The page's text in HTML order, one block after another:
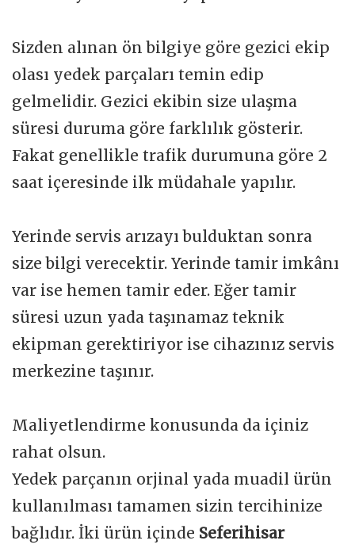
Sizden alınan ön bilgiye göre gezici ekip
olası yedek parçaları temin edip
gelmelidir. Gezici ekibin size ulaşma
süresi duruma göre farklılık gösterir.
Fakat genellikle trafik durumuna göre 2
saat içeresinde ilk müdahale yapılır.
Yerinde servis arızayı bulduktan sonra
size bilgi verecektir. Yerinde tamir imkânı
var ise hemen tamir eder. Eğer tamir
süresi uzun yada taşınamaz teknik
ekipman gerektiriyor ise cihazınız servis
merkezine taşınır.
Maliyetlendirme konusunda da içiniz
rahat olsun.
Yedek parçanın orjinal yada muadil ürün
kullanılması tamamen sizin tercihinize
bağlıdır. İki ürün içinde Seferihisar